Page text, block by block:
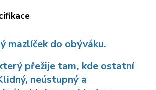
mazlíček do obýváku.
přežije tam, kde ostatní
neústupný a